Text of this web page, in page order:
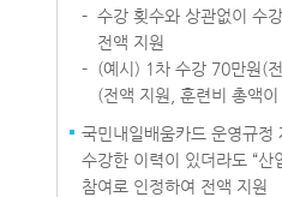
수강 횟수와 상관없이 수
전액 지원
(예시) 1차 수강 70만원(
(전액 지원, 훈련비 총액
국민내일배움카드 운영규
수강한 이력이 있더라도 “산
참여로 인정하여 전액 지원